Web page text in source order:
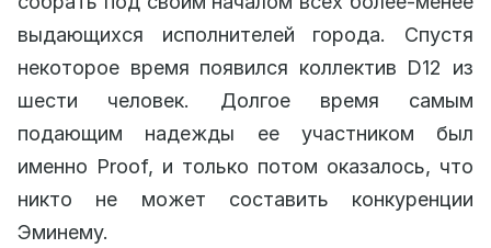
выдающихся исполнителей города. Спустя
некоторое время появился коллектив D12 из
шести человек. Долгое время самым
подающим надежды ее участником был
именно Proof, и только потом оказалось, что
никто не может составить конкуренции
Эминему.